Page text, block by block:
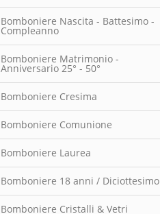
Bomboniere Nascita - Battesimo -
Compleanno
Bomboniere Matrimonio -
Anniversario 25° - 50°
Bomboniere Cresima
Bomboniere Comunione
Bomboniere Laurea
Bomboniere 18 anni / Diciottesimo
Bomboniere Cristalli & Vetri